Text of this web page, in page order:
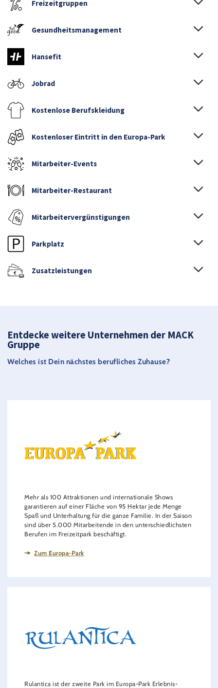
Freizeitgruppen
Gesundheitsmanagement
Hansefit
Jobrad
Kostenlose Berufskleidung
Kostenloser Eintritt in den Europa-Park
Mitarbeiter-Events
Mitarbeiter-Restaurant
Mitarbeitervergünstigungen
Parkplatz
Zusatzleistungen
Entdecke weitere Unternehmen der MACK
Gruppe
Welches ist Dein nächstes berufliches Zuhause?
Mehr als 100 Attraktionen und internationale Shows
garantieren auf einer Fläche von 95 Hektar jede Menge
Spaß und Unterhaltung für die ganze Familie. In der Saison
sind über 5.000 Mitarbeitende in den unterschiedlichsten
Berufen im Freizeitpark beschäftigt.
Zum Europa-Park
Rulantica ist der zweite Park im Europa-Park Erlebnis-